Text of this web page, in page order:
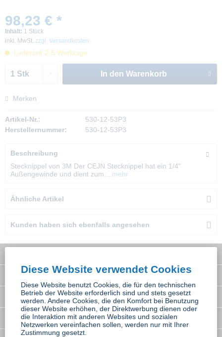
98,23 € *
Inhalt: 1 Stück
inkl. MwSt. zzgl. Versandkosten
Lieferzeit 2-5 Werktage
In den Warenkorb
Merken
Artikel-Nr.:
530-12-53P3
Herstellernummer:
530-12-53P3
Beschreibung
Stecknippel von 3M Der CEJN Stecknippel hat ein 1/4"
Außengewinde und dient zum...
mehr
Ähnliche Artikel
Kunden haben sich ebenfalls angesehen
Interessantes
Rechtliches
Newsletter
Diese Website verwendet Cookies
Diese Website benutzt Cookies, die für den technischen
Betrieb der Website erforderlich sind und stets gesetzt
werden. Andere Cookies, die den Komfort bei Benutzung
dieser Website erhöhen, der Direktwerbung dienen oder
die Interaktion mit anderen Websites und sozialen
Netzwerken vereinfachen sollen, werden nur mit Ihrer
Zustimmung gesetzt.